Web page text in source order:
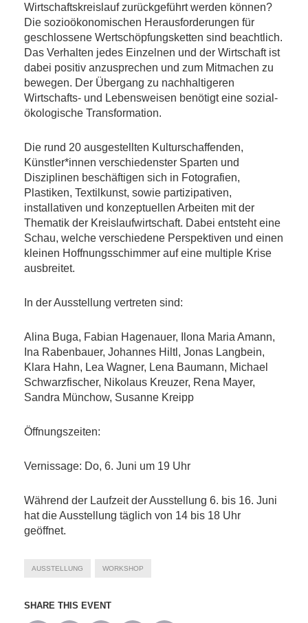
Wirtschaftskreislauf zurückgeführt werden können?
Die sozioökonomischen Herausforderungen für
geschlossene Wertschöpfungsketten sind beachtlich.
Das Verhalten jedes Einzelnen und der Wirtschaft ist
dabei positiv anzusprechen und zum Mitmachen zu
bewegen. Der Übergang zu nachhaltigeren
Wirtschafts- und Lebensweisen benötigt eine sozial-
ökologische Transformation.
Die rund 20 ausgestellten Kulturschaffenden,
Künstler*innen verschiedenster Sparten und
Disziplinen beschäftigen sich in Fotografien,
Plastiken, Textilkunst, sowie partizipativen,
installativen und konzeptuellen Arbeiten mit der
Thematik der Kreislaufwirtschaft. Dabei entsteht eine
Schau, welche verschiedene Perspektiven und einen
kleinen Hoffnungsschimmer auf eine multiple Krise
ausbreitet.
In der Ausstellung vertreten sind:
Alina Buga, Fabian Hagenauer, Ilona Maria Amann,
Ina Rabenbauer, Johannes Hiltl, Jonas Langbein,
Klara Hahn, Lea Wagner, Lena Baumann, Michael
Schwarzfischer, Nikolaus Kreuzer, Rena Mayer,
Sandra Münchow, Susanne Kreipp
Öffnungszeiten:
Vernissage: Do, 6. Juni um 19 Uhr
Während der Laufzeit der Ausstellung 6. bis 16. Juni
hat die Ausstellung täglich von 14 bis 18 Uhr
geöffnet.
AUSSTELLUNG WORKSHOP
SHARE THIS EVENT